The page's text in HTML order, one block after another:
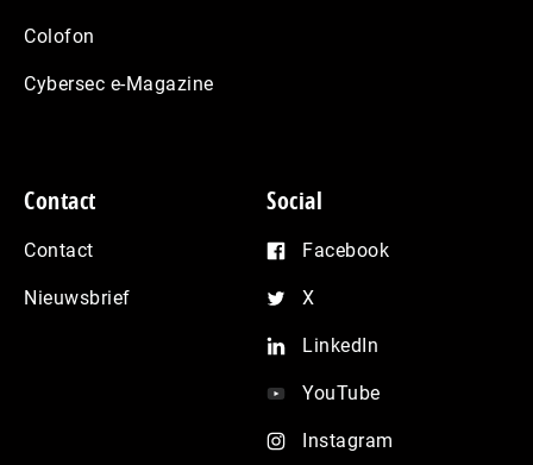
Colofon
Cybersec e-Magazine
Contact
Contact
Nieuwsbrief
Social
Facebook
X
LinkedIn
YouTube
Instagram